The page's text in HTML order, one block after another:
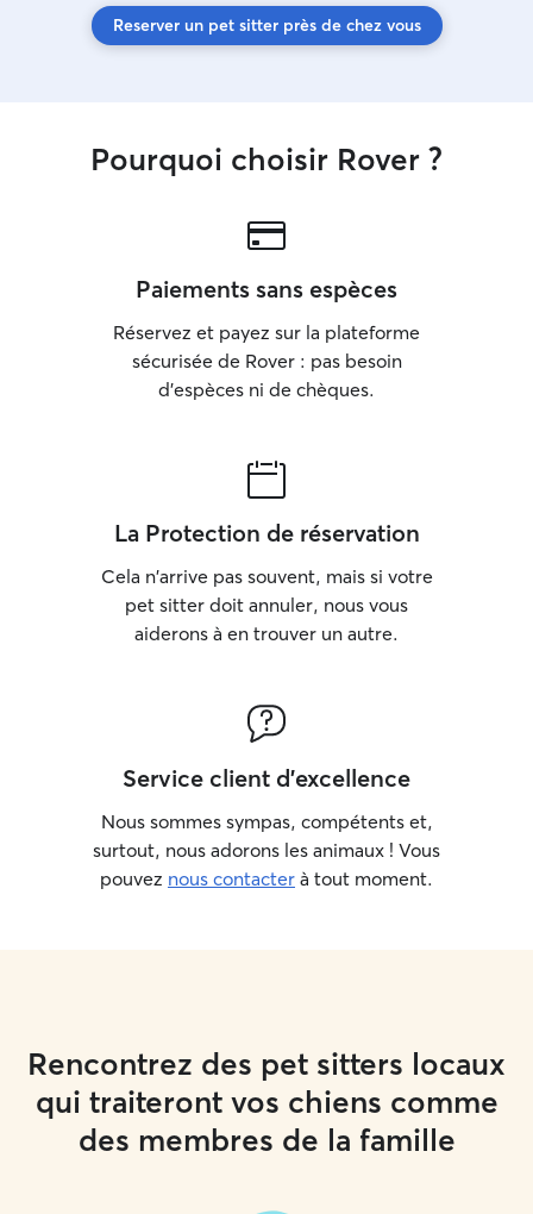
Reserver un pet sitter près de chez vous
Pourquoi choisir Rover ?
Paiements sans espèces
Réservez et payez sur la plateforme
sécurisée de Rover : pas besoin
d'espèces ni de chèques.
La Protection de réservation
Cela n'arrive pas souvent, mais si votre
pet sitter doit annuler, nous vous
aiderons à en trouver un autre.
Service client d'excellence
Nous sommes sympas, compétents et,
surtout, nous adorons les animaux ! Vous
pouvez nous contacter à tout moment.
Rencontrez des pet sitters locaux
qui traiteront vos chiens comme
des membres de la famille